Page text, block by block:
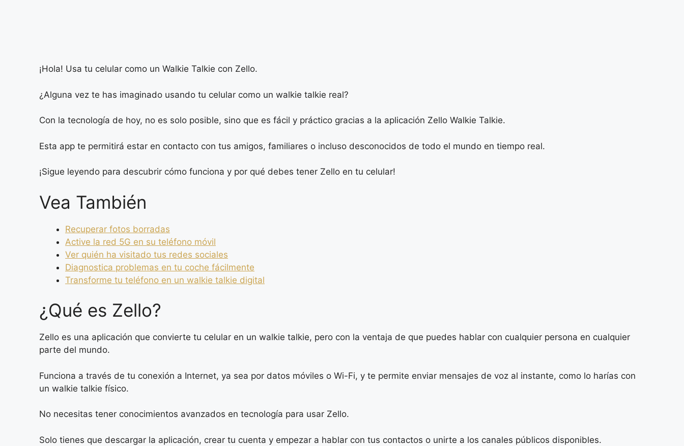
¡Hola! Usa tu celular como un Walkie Talkie con Zello.
¿Alguna vez te has imaginado usando tu celular como un walkie talkie real?
Con la tecnología de hoy, no es solo posible, sino que es fácil y práctico gracias a la aplicación Zello Walkie Talkie.
Esta app te permitirá estar en contacto con tus amigos, familiares o incluso desconocidos de todo el mundo en tiempo real.
¡Sigue leyendo para descubrir cómo funciona y por qué debes tener Zello en tu celular!
Vea También
Recuperar fotos borradas
Active la red 5G en su teléfono móvil
Ver quién ha visitado tus redes sociales
Diagnostica problemas en tu coche fácilmente
Transforme tu teléfono en un walkie talkie digital
¿Qué es Zello?
Zello es una aplicación que convierte tu celular en un walkie talkie, pero con la ventaja de que puedes hablar con cualquier persona en cualquier
parte del mundo.
Funciona a través de tu conexión a Internet, ya sea por datos móviles o Wi-Fi, y te permite enviar mensajes de voz al instante, como lo harías con
un walkie talkie físico.
No necesitas tener conocimientos avanzados en tecnología para usar Zello.
Solo tienes que descargar la aplicación, crear tu cuenta y empezar a hablar con tus contactos o unirte a los canales públicos disponibles.